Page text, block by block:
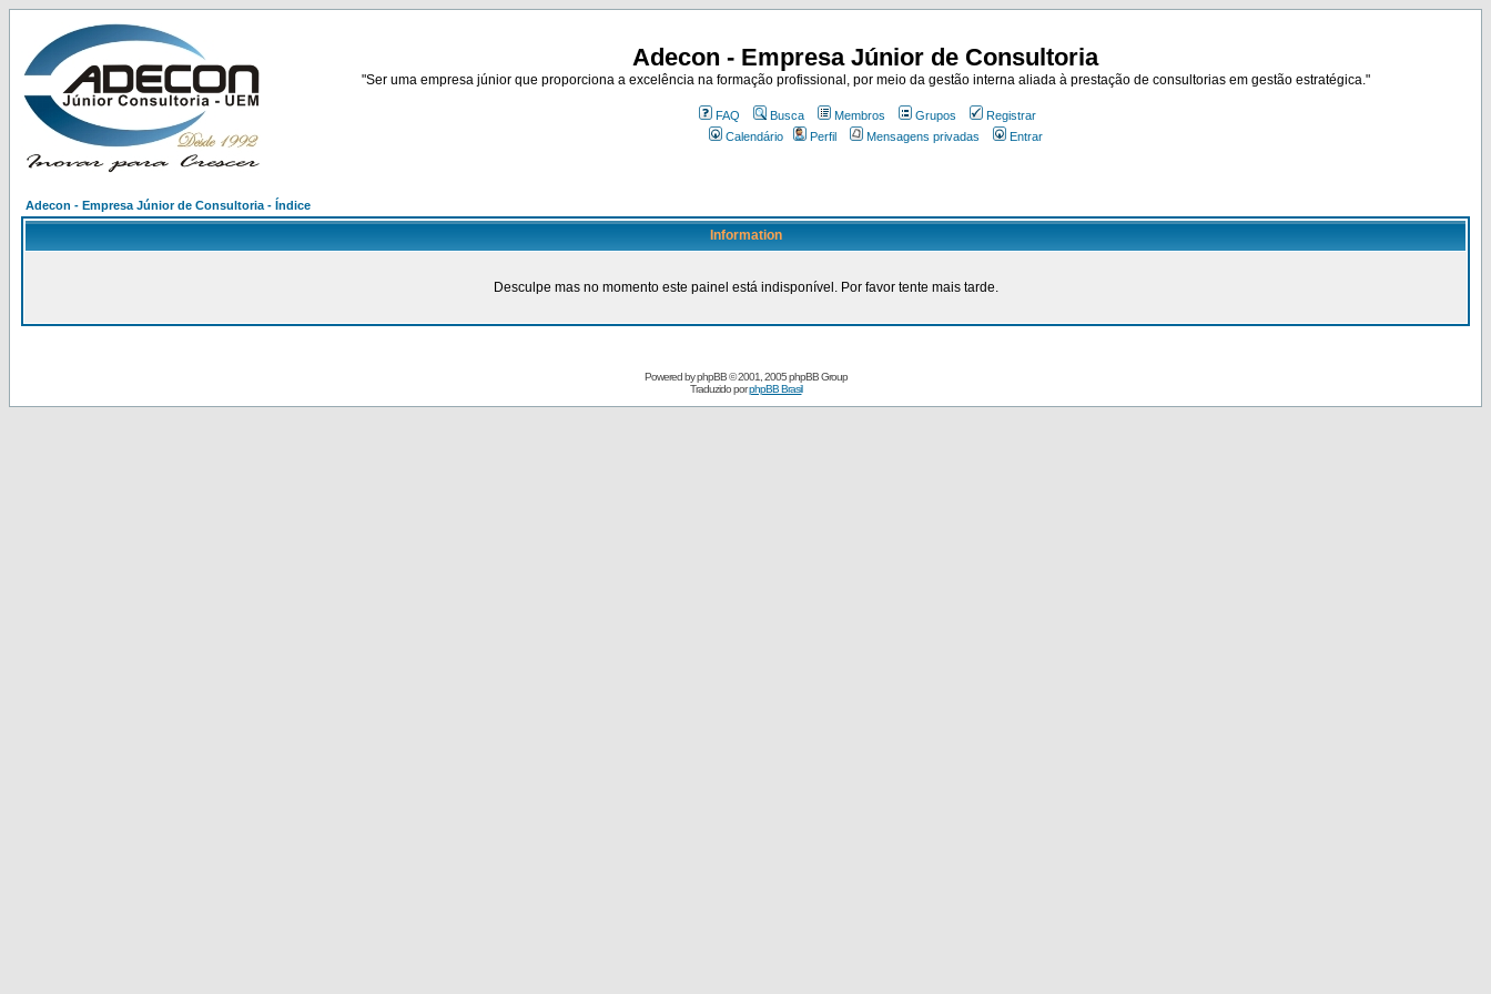
Adecon - Empresa Júnior de Consultoria
"Ser uma empresa júnior que proporciona a excelência na formação profissional, por meio da gestão interna aliada à prestação de consultorias em gestão estratégica."
FAQ Busca Membros Grupos
Registrar
Calendário
Perfil Mensagens privadas Entrar
Adecon - Empresa Júnior de Consultoria - Índice
Information
Desculpe mas no momento este painel está indisponível. Por favor tente mais tarde.
Powered byphpBB© 2001, 2005 phpBB Group
Traduzido porphpBB Brasil